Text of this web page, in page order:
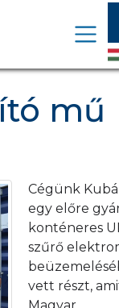
mű
Cégünk
egy előre
konténeres
szűrő
vett részt,